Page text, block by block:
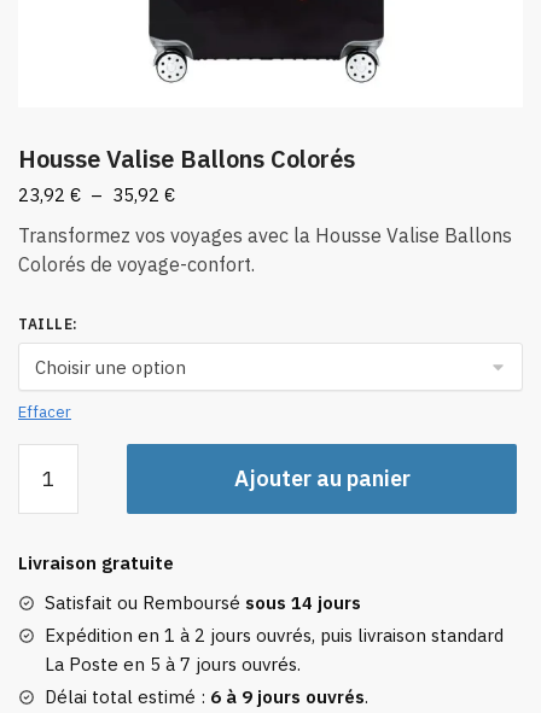
Housse Valise Ballons Colorés
23,92 € – 35,92 €Plage
prix :
23,92 €
Transformez vos voyages avec la Housse Valise Ballons
Colorés de voyage-confort.
TAILLE:
Effacer
Housse
Ballons
Colorés
Ajouter au panier
Livraison gratuite
Satisfait ou Remboursé sous 14 jours
Expédition en 1 à 2 jours ouvrés, puis livraison standard
La Poste en 5 à 7 jours ouvrés.
Délai total estimé : 6 à 9 jours ouvrés.